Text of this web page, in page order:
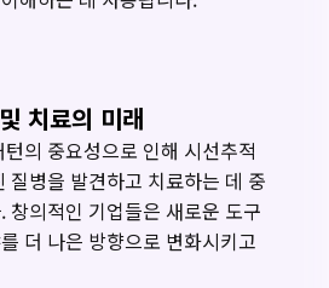
치료의 미래
의 중요성으로 인해 시선추적
질병을 발견하고 치료하는 데 중
창의적인 기업들은 새로운 도구
더 나은 방향으로 변화시키고